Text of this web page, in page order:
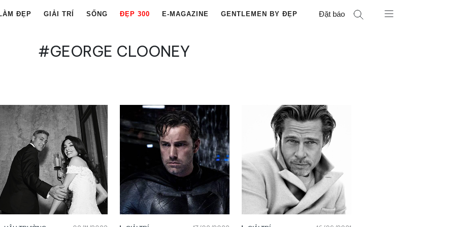
ĐẸP GIẢI TRÍ SỐNG ĐẸP 300 E-MAGAZINE GENTLEMEN BY ĐẸP Đặt báo
#GEORGE CLOONEY